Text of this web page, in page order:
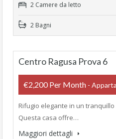
2 Camere da letto
2 Bagni
Centro Ragusa Prova 6
€2,200 Per Month -
Rifugio elegante in un
Questa casa offre…
Maggiori dettagli